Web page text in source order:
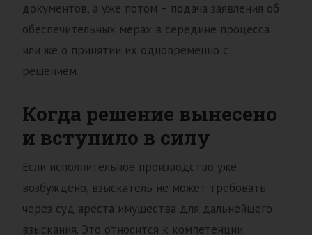
документов, а уже потом – подача заявления об
обеспечительных мерах в середине процесса
или же о принятии их одновременно с
решением.
Когда решение вынесено
и вступило в силу
Если исполнительное производство уже
возбуждено, взыскатель не может требовать
через суд ареста имущества для дальнейшего
взыскания. Это относится к компетенции